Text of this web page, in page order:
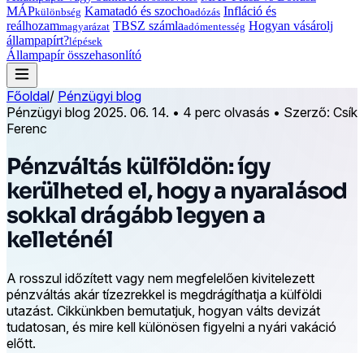
MÁPkülönbség Kamatadó és szochoadózás Infláció és
reálhozammagyarázat TBSZ számlaadómentesség Hogyan vásárolj
állampapírt?lépések
Állampapír összehasonlító
Főoldal/ Pénzügyi blog
Pénzügyi blog 2025. 06. 14. • 4 perc olvasás • Szerző: Csík
Ferenc
Pénzváltás külföldön: így
kerülheted el, hogy a nyaralásod
sokkal drágább legyen a
kelleténél
A rosszul időzített vagy nem megfelelően kivitelezett
pénzváltás akár tízezrekkel is megdrágíthatja a külföldi
utazást. Cikkünkben bemutatjuk, hogyan válts devizát
tudatosan, és mire kell különösen figyelni a nyári vakáció
előtt.